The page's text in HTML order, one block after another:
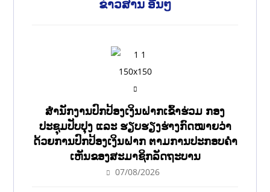
ຂ່າວສານ ອື່ນໆ
ສໍານັກງານປົກປ້ອງເງິນຝາກເຂົ້າຮ່ວມ ກອງ
ປະຊຸມປັບປຸງ ແລະ ຮຽບຮຽງຮ່າງກົດໝາຍວ່າ
ດ້ວຍການປົກປ້ອງເງິນຝາກ ຕາມການປະກອບຄຳ
ເຫັນຂອງສະມາຊິກລັດຖະບານ
07/08/2026